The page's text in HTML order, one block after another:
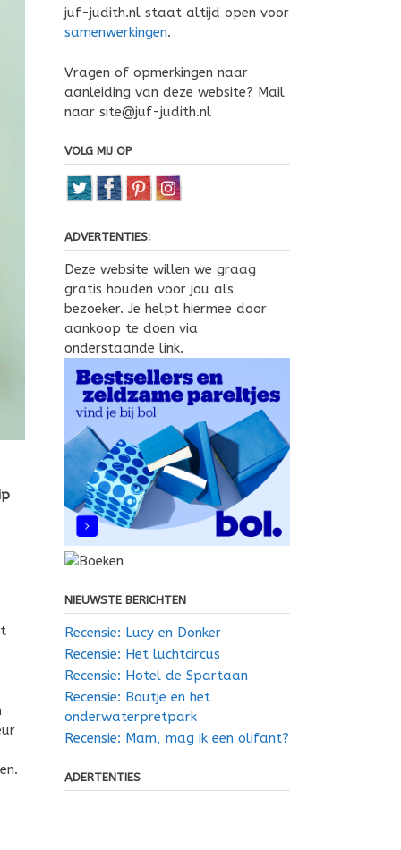
juf-judith.nl staat altijd open voor
samenwerkingen.
Vragen of opmerkingen naar
aanleiding van deze website? Mail
naar site@juf-judith.nl
VOLG MIJ OP
ADVERTENTIES:
Deze website willen we graag
gratis houden voor jou als
bezoeker. Je helpt hiermee door
aankoop te doen via
onderstaande link.
NIEUWSTE BERICHTEN
Recensie: Lucy en Donker
Recensie: Het luchtcircus
Recensie: Hotel de Spartaan
Recensie: Boutje en het
onderwaterpretpark
Recensie: Mam, mag ik een olifant?
ADERTENTIES